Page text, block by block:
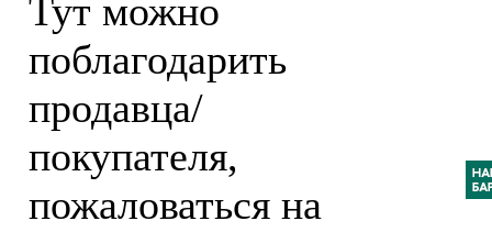
Тут можно
поблагодарить
продавца/
покупателя,
пожаловаться на